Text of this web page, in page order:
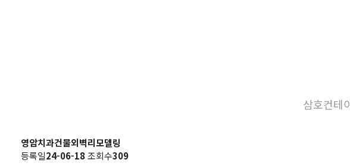
삼호컨테
영암치과건물외벽리모델링
등록일24-06-18조회수309